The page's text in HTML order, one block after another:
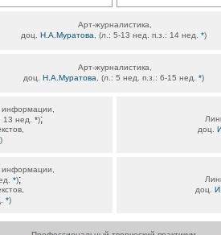
Арт-журналистика,
доц. Н.А.Муратова , (л.: 5-13 нед. п.з.: 14 нед. *)
Арт-журналистика,
доц. Н.А.Муратова , (л.: 5 нед. п.з.: 6-15 нед. *)
13 нед. *);
)
доц.
*);
*)
доц.